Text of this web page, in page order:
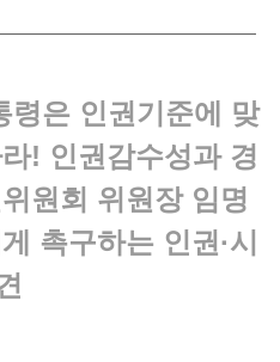
령은 인권기준에 맞
! 인권감수성과 경
원회 위원장 임명
촉구하는 인권·시